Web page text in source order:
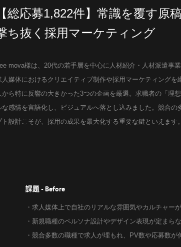
【総応募1,822件】常識を覆す原
ち抜く採用マーケティング
mova様は、20代の若手層を中心に人材紹介・人材派遣事
人媒体におけるクリエイティブ制作や採用マーケティング
から特に反響の大きかった3つの企画を厳選。求職者の「理
な感情を言語化し、ビジュアルへ落とし込みました。競合
ト設計こそが、採用の成果を最大化する重要な鍵といえます
課題 - Before
・求人媒体上で自社のリアルな雰囲気やカルチャー
・新規職種のペルソナ設計やデザイン表現が定まら
・競合多数の職種で求人が埋もれ、PV数や応募数が